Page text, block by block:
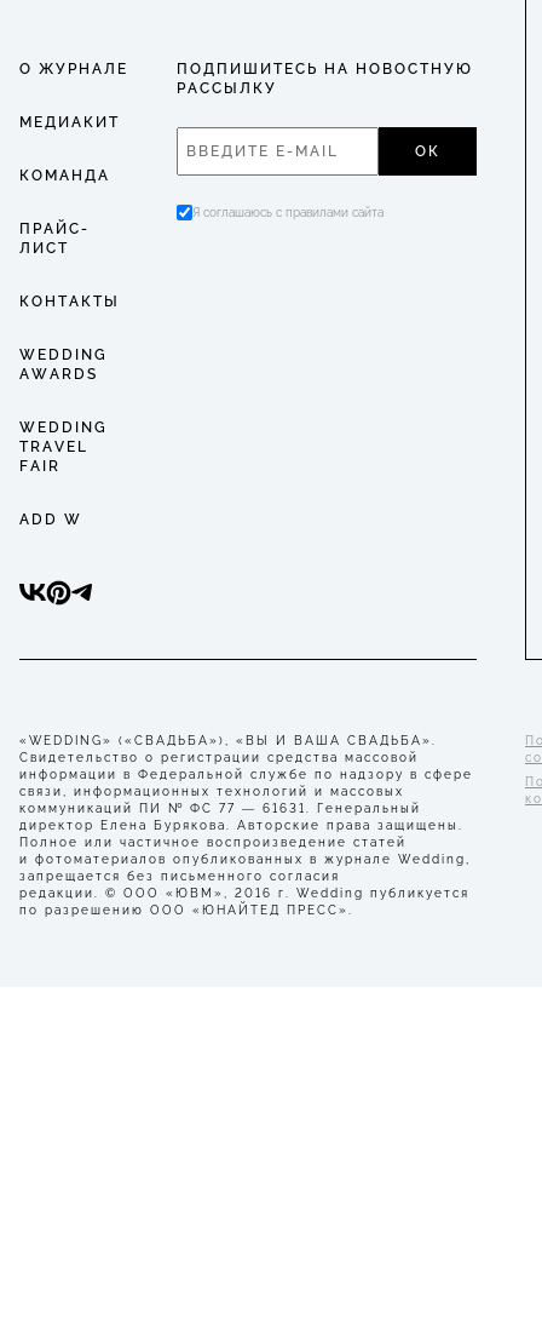
О ЖУРНАЛЕ
МЕДИАКИТ
КОМАНДА
ПРАЙС-
ЛИСТ
КОНТАКТЫ
WEDDING
AWARDS
WEDDING
TRAVEL
FAIR
ADD W
ПОДПИШИТЕСЬ НА НОВОСТНУЮ
РАССЫЛКУ
ОК
Я соглашаюсь с правилами сайта
«WEDDING» («СВАДЬБА»), «ВЫ И ВАША СВАДЬБА».
Свидетельство о регистрации средства массовой
информации в Федеральной службе по надзору в сфере
связи, информационных технологий и массовых
коммуникаций ПИ № ФС 77 — 61631. Генеральный
директор Елена Бурякова. Авторские права защищены.
Полное или частичное воспроизведение статей
и фотоматериалов опубликованных в журнале Wedding,
запрещается без письменного согласия
редакции. © ООО «ЮВМ», 2016 г. Wedding публикуется
по разрешению ООО «ЮНАЙТЕД ПРЕСС».